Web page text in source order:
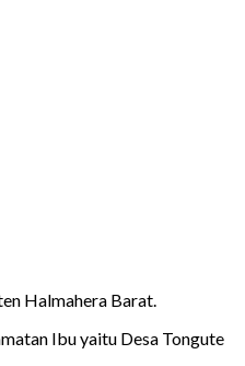
Halmahera Barat.
Ibu yaitu Desa Tongute